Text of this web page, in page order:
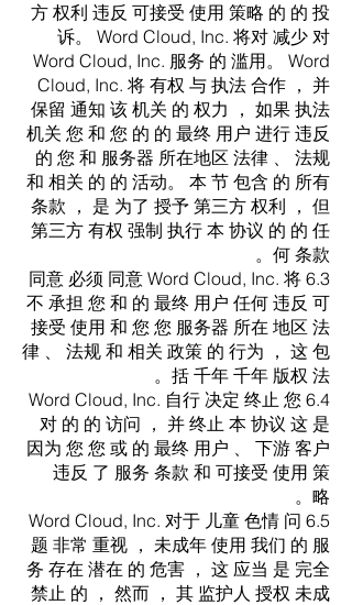
方 权利 违反 可接受 使用 策略 的 的 投
诉。 Word Cloud, Inc. 将对 减少 对
Word Cloud, Inc. 服务 的 滥用。 Word
Cloud, Inc. 将 有权 与 执法 合作 ， 并
保留 通知 该 机关 的 权力 ， 如果 执法
机关 您 和 您 的 的 最终 用户 进行 违反
的 您 和 服务器 所在地区 法律 、 法规
和 相关 的 的 活动。 本 节 包含 的 所有
条款 ， 是 为了 授予 第三方 权利 ， 但
第三方 有权 强制 执行 本 协议 的 的 任
何 条款。
6.3 同意 必须 同意 Word Cloud, Inc. 将
不 承担 您 和 的 最终 用户 任何 违反 可
接受 使用 和 您 您 服务器 所在 地区 法
律 、 法规 和 相关 政策 的 行为 ， 这 包
括 千年 千年 版权 法。
6.4 Word Cloud, Inc. 自行 决定 终止 您
对 的 的 访问 ， 并 终止 本 协议 这 是
因为 您 您 或 的 最终 用户 、 下游 客户
违反 了 服务 条款 和 可接受 使用 策
略。
6.5 Word Cloud, Inc. 对于 儿童 色情 问
题 非常 重视 ， 未成年 使用 我们 的 服
务 存在 潜在 的 危害 ， 这 应当 是 完全
禁止 的 ， 然而 ， 其 监护人 授权 未成